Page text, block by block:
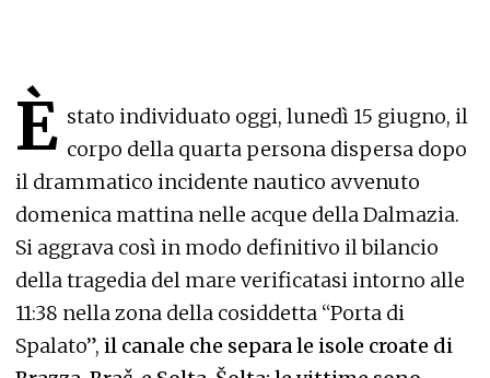
È stato individuato oggi, lunedì 15 giugno, il
corpo della quarta persona dispersa dopo
il drammatico incidente nautico avvenuto
domenica mattina nelle acque della Dalmazia.
Si aggrava così in modo definitivo il bilancio
della tragedia del mare verificatasi intorno alle
11:38 nella zona della cosiddetta “Porta di
Spalato”, il canale che separa le isole croate di